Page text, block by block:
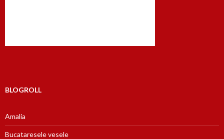
BLOGROLL
Amalia
Bucataresele vesele